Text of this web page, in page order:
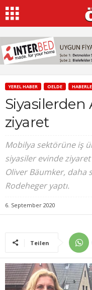
YEREL HABER OELDE
Siyasilerden
ziyaret
Mobilya sektörüne iş
siyasiler evinde
Oliver Bäumker, daha
Rodeheger yaptı.
6. September 2020
Teilen